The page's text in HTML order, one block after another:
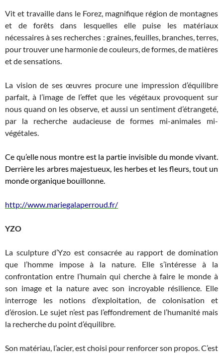
Vit et travaille dans le Forez, magnifique région de montagnes
et de forêts dans lesquelles elle puise les matériaux
nécessaires à ses recherches : graines, feuilles, branches, terres,
pour trouver une harmonie de couleurs, de formes, de matières
et de sensations.
La vision de ses œuvres procure une impression d’équilibre
parfait, à l’image de l’effet que les végétaux provoquent sur
nous quand on les observe, et aussi un sentiment d’étrangeté,
par la recherche audacieuse de formes mi-animales mi-
végétales.
Ce qu’elle nous montre est la partie invisible du monde vivant.
Derrière les arbres majestueux, les herbes et les fleurs, tout un
monde organique bouillonne.
http://www.mariegalaperroud.fr/
YZO
La sculpture d’Yzo est consacrée au rapport de domination
que l’homme impose à la nature. Elle s’intéresse à la
confrontation entre l’humain qui cherche à faire le monde à
son image et la nature avec son incroyable résilience. Elle
interroge les notions d’exploitation, de colonisation et
d’érosion. Le sujet n’est pas l’effondrement de l’humanité mais
la recherche du point d’équilibre.
Son matériau, l’acier, est choisi pour renforcer son propos. C’est